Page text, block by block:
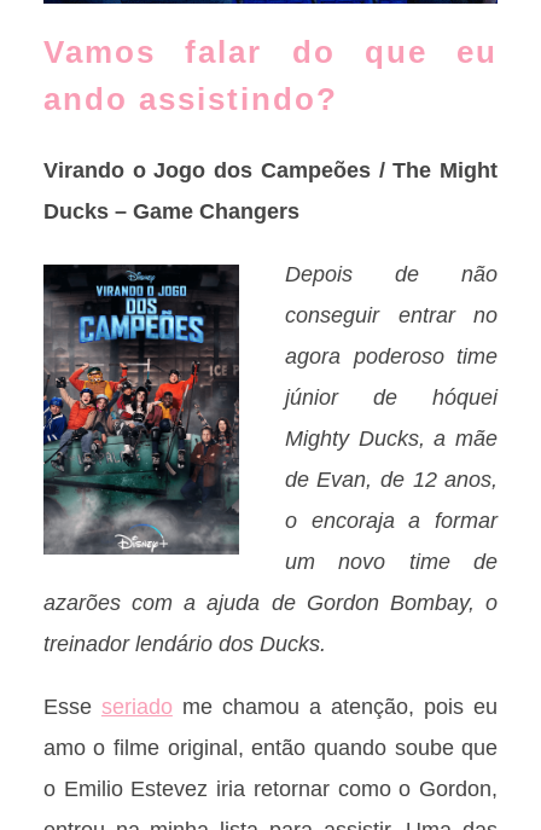
Vamos falar do que eu
ando assistindo?
Virando o Jogo dos Campeões / The Might
Ducks – Game Changers
Depois de não
conseguir entrar no
agora poderoso time
júnior de hóquei
Mighty Ducks, a mãe
de Evan, de 12 anos,
o encoraja a formar
um novo time de
azarões com a ajuda de Gordon Bombay, o
treinador lendário dos Ducks.
Esse seriado me chamou a atenção, pois eu
amo o filme original, então quando soube que
o Emilio Estevez iria retornar como o Gordon,